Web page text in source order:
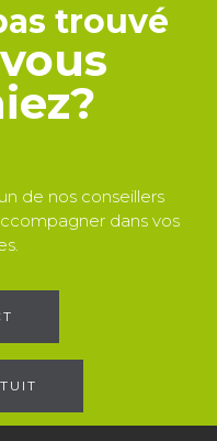
trouvé
de nos conseillers
dans vos